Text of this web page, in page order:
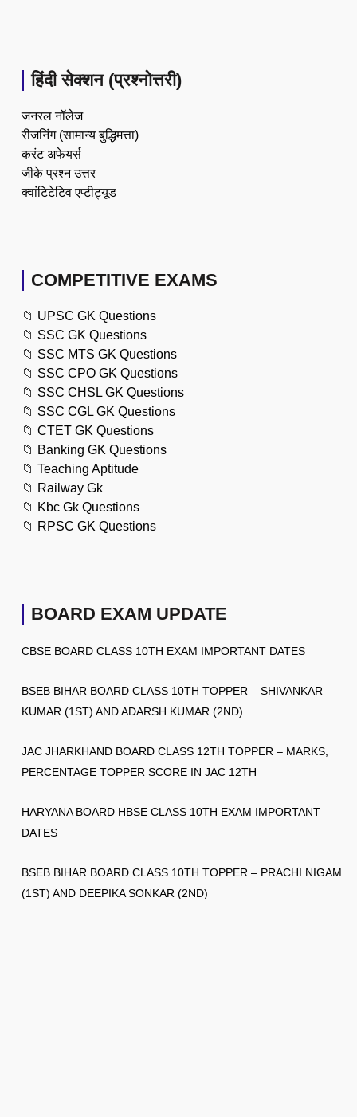
हिंदी सेक्शन (प्रश्नोत्तरी)
जनरल नॉलेज
रीजनिंग (सामान्य बुद्धिमत्ता)
करंट अफेयर्स
जीके प्रश्न उत्तर
क्वांटिटेटिव एप्टीट्यूड
COMPETITIVE EXAMS
📁 UPSC GK Questions
📁 SSC GK Questions
📁 SSC MTS GK Questions
📁 SSC CPO GK Questions
📁 SSC CHSL GK Questions
📁 SSC CGL GK Questions
📁 CTET GK Questions
📁 Banking GK Questions
📁 Teaching Aptitude
📁 Railway Gk
📁 Kbc Gk Questions
📁 RPSC GK Questions
BOARD EXAM UPDATE
CBSE BOARD CLASS 10TH EXAM IMPORTANT DATES
BSEB BIHAR BOARD CLASS 10TH TOPPER – SHIVANKAR
KUMAR (1ST) AND ADARSH KUMAR (2ND)
JAC JHARKHAND BOARD CLASS 12TH TOPPER – MARKS,
PERCENTAGE TOPPER SCORE IN JAC 12TH
HARYANA BOARD HBSE CLASS 10TH EXAM IMPORTANT
DATES
BSEB BIHAR BOARD CLASS 10TH TOPPER – PRACHI NIGAM
(1ST) AND DEEPIKA SONKAR (2ND)